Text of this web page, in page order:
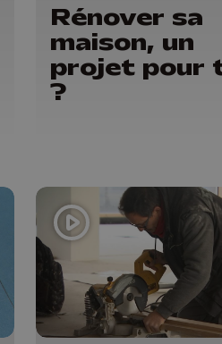
Rénover sa
maison, un
projet pour
?